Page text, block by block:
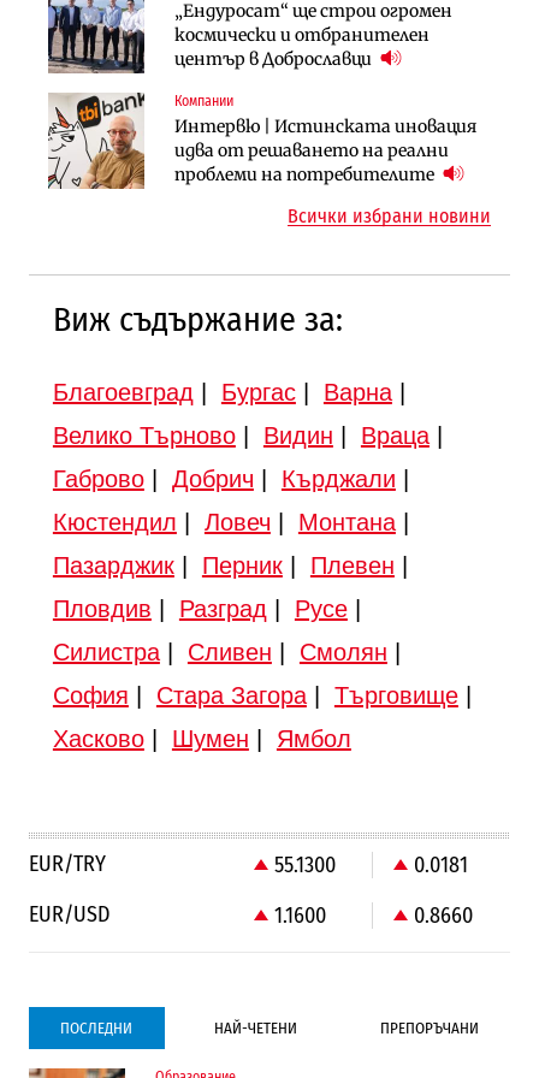
„Ендуросат“ ще строи огромен
космически и отбранителен
център в Доброславци
Компании
Интервю | Истинската иновация
идва от решаването на реални
проблеми на потребителите
Компании
„Хювефарма“ подписа договор за
придобиване на Euroapi Italy
Инфраструктура
АПИ възложи промяната на
парцеларния план за
Публични финанси
След 20 години застой: Данъчните
оценки на имотите може да бъдат
Инфраструктура
Вторият мост над Варненското
езеро става част от бъдещата
Всички избрани новини
Виж съдържание за:
Благоевград Бургас| Варна|
Велико Търново| Видин Враца|
Габрово| Добрич Кърджали
Кюстендил
Ловеч Монтана|
Пазарджик| Перник| Плевен
Пловдив
Разград Русе|
Силистра| Сливен Смолян
София
Стара Загора| Търговище|
Хасково| Шумен Ямбол
EUR/TRY 55.1300
0.0181
EUR/USD
1.1600 0.8660
ПОСЛЕДНИ НАЙ-ЧЕТЕНИ ПРЕПОРЪЧАНИ